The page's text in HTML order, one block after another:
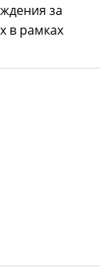
за
в рамках